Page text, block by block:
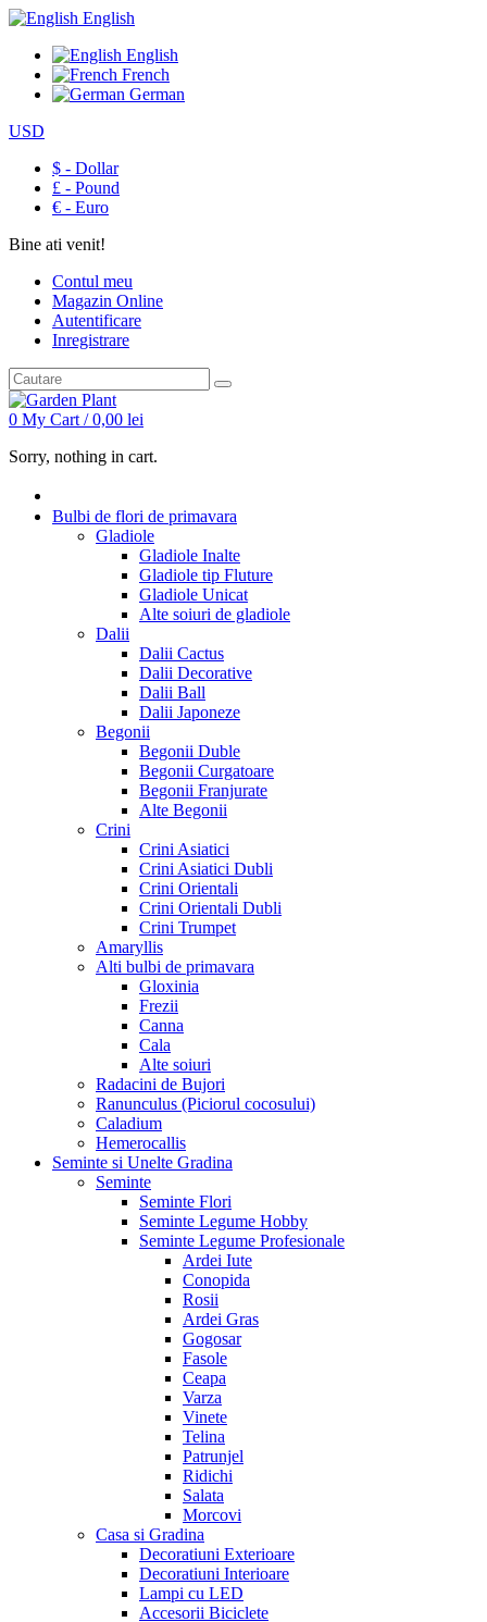
English
English
French
German
USD
$ - Dollar
£ - Pound
€ - Euro
Bine ati venit!
Contul meu
Magazin Online
Autentificare
Inregistrare
0 My Cart /0,00 lei
Sorry, nothing in cart.
Bulbi de flori de primavara
Gladiole
Gladiole Inalte
Gladiole tip Fluture
Gladiole Unicat
Alte soiuri de gladiole
Dalii
Dalii Cactus
Dalii Decorative
Dalii Ball
Dalii Japoneze
Begonii
Begonii Duble
Begonii Curgatoare
Begonii Franjurate
Alte Begonii
Crini
Crini Asiatici
Crini Asiatici Dubli
Crini Orientali
Crini Orientali Dubli
Crini Trumpet
Amaryllis
Alti bulbi de primavara
Gloxinia
Frezii
Canna
Cala
Alte soiuri
Radacini de Bujori
Ranunculus (Piciorul cocosului)
Caladium
Hemerocallis
Seminte si Unelte Gradina
Seminte
Seminte Flori
Seminte Legume Hobby
Seminte Legume Profesionale
Ardei Iute
Conopida
Rosii
Ardei Gras
Gogosar
Fasole
Ceapa
Varza
Vinete
Telina
Patrunjel
Ridichi
Salata
Morcovi
Casa si Gradina
Decoratiuni Exterioare
Decoratiuni Interioare
Lampi cu LED
Accesorii Biciclete